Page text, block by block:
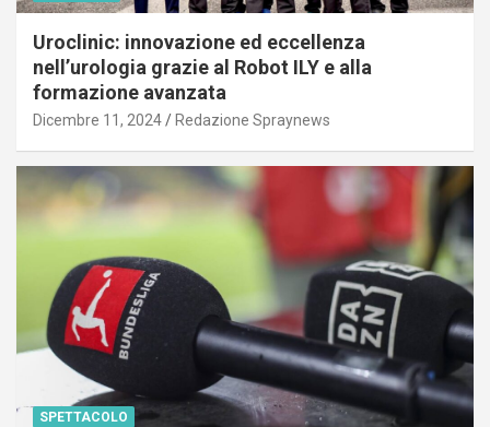
Uroclinic: innovazione ed eccellenza
nell’urologia grazie al Robot ILY e alla
formazione avanzata
Dicembre 11, 2024 Redazione Spraynews
SPETTACOLO